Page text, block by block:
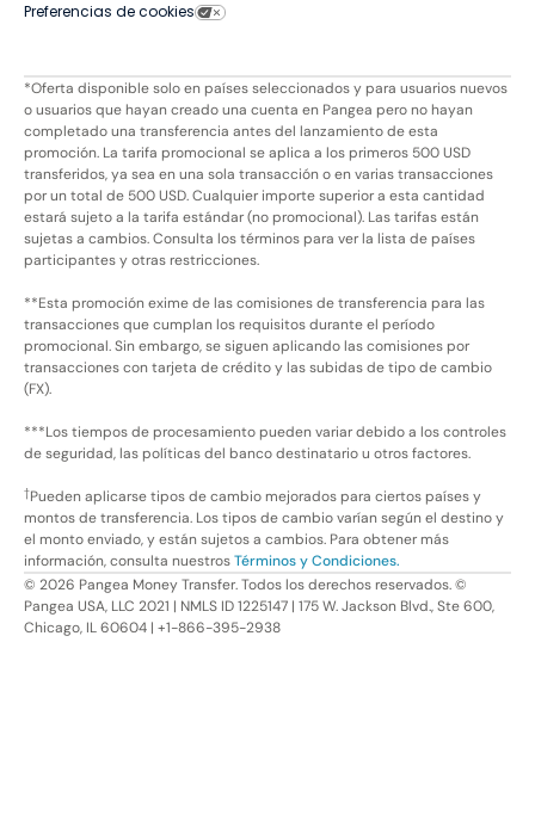
Preferencias de cookies
*Oferta disponible solo en países seleccionados y para usuarios nuevos
o usuarios que hayan creado una cuenta en Pangea pero no hayan
completado una transferencia antes del lanzamiento de esta
promoción. La tarifa promocional se aplica a los primeros 500 USD
transferidos, ya sea en una sola transacción o en varias transacciones
por un total de 500 USD. Cualquier importe superior a esta cantidad
estará sujeto a la tarifa estándar (no promocional). Las tarifas están
sujetas a cambios. Consulta los términos para ver la lista de países
participantes y otras restricciones.
**Esta promoción exime de las comisiones de transferencia para las
transacciones que cumplan los requisitos durante el período
promocional. Sin embargo, se siguen aplicando las comisiones por
transacciones con tarjeta de crédito y las subidas de tipo de cambio
(FX).
***Los tiempos de procesamiento pueden variar debido a los controles
de seguridad, las políticas del banco destinatario u otros factores.
†Pueden aplicarse tipos de cambio mejorados para ciertos países y
montos de transferencia. Los tipos de cambio varían según el destino y
el monto enviado, y están sujetos a cambios. Para obtener más
información, consulta nuestrosTérminos y Condiciones.
© 2026 Pangea Money Transfer. Todos los derechos reservados. ©
Pangea USA, LLC 2021 | NMLS ID 1225147 | 175 W. Jackson Blvd., Ste 600,
Chicago, IL 60604 | +1-866-395-2938